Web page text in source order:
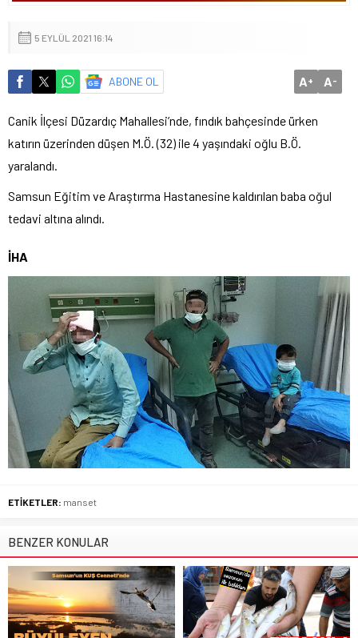
5 EYLÜL 2021 16:14
ABONE OL A+ A-
Canik İlçesi Düzardıç Mahallesi’nde, fındık bahçesinde ürken
katırın üzerinden düşen M.Ö. (32) ile 4 yaşındaki oğlu B.Ö.
yaralandı.
Samsun Eğitim ve Araştırma Hastanesine kaldırılan baba oğul
tedavi altına alındı.
İHA
ETİKETLER: manset
BENZER KONULAR